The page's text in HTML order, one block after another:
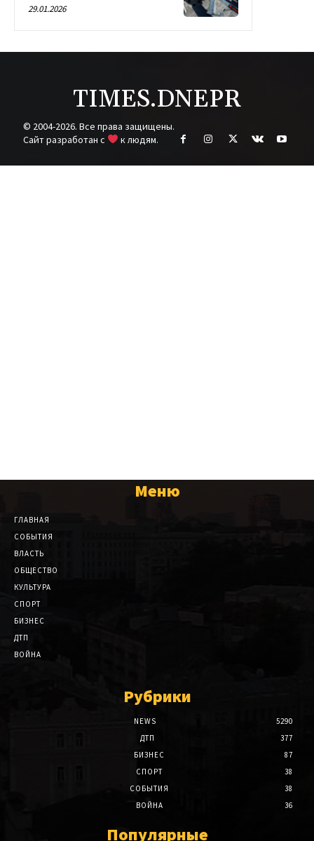
29.01.2026
TIMES.DNEPR
© 2004-2026. Все права защищены.
Cайт разработан с
к людям.
Меню
ГЛАВНАЯ
СОБЫТИЯ
ВЛАСТЬ
ОБЩЕСТВО
КУЛЬТУРА
СПОРТ
БИЗНЕС
ДТП
ВОЙНА
Рубрики
NEWS
5290
ДТП
377
БИЗНЕС
87
СПОРТ
38
СОБЫТИЯ
38
ВОЙНА
36
Популярные